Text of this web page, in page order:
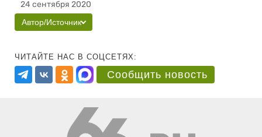
24 сентября 2020
Автор/Источник
ЧИТАЙТЕ НАС В СОЦСЕТЯХ:
Сообщить новость